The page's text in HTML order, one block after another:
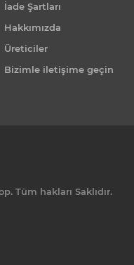
İade Şartları
Hakkımızda
Üreticiler
Bizimle iletişime geçin
Tüm hakları Saklıdır.